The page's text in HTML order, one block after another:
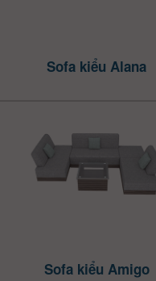
Sofa kiểu Alana
Sofa kiểu Amigo